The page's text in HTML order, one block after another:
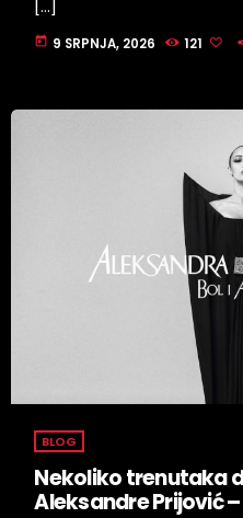
[…]
today 9 SRPNJA, 2026 121
BLOG
Nekoliko trenutaka
Aleksandre Prijović